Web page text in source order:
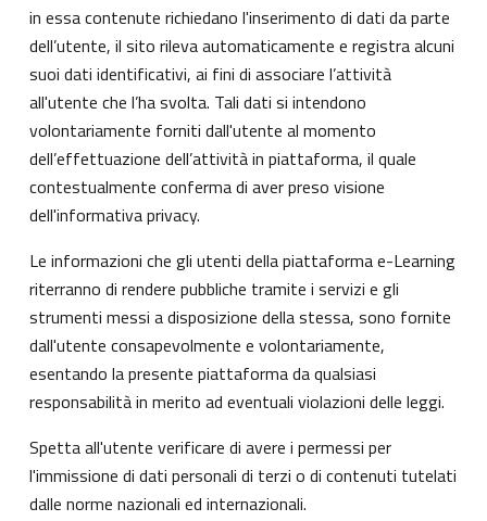
in essa contenute richiedano l'inserimento di dati da parte
dell’utente, il sito rileva automaticamente e registra alcuni
suoi dati identificativi, ai fini di associare l’attività
all'utente che l’ha svolta. Tali dati si intendono
volontariamente forniti dall'utente al momento
dell’effettuazione dell’attività in piattaforma, il quale
contestualmente conferma di aver preso visione
dell'informativa privacy.
Le informazioni che gli utenti della piattaforma e-Learning
riterranno di rendere pubbliche tramite i servizi e gli
strumenti messi a disposizione della stessa, sono fornite
dall'utente consapevolmente e volontariamente,
esentando la presente piattaforma da qualsiasi
responsabilità in merito ad eventuali violazioni delle leggi.
Spetta all'utente verificare di avere i permessi per
l'immissione di dati personali di terzi o di contenuti tutelati
dalle norme nazionali ed internazionali.